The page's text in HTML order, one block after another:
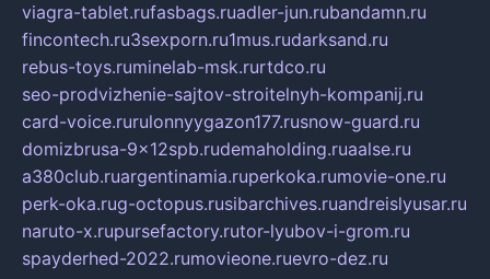
viagra-tablet.rufasbags.ruadler-jun.rubandamn.ru
fincontech.ru3sexporn.ru1mus.rudarksand.ru
rebus-toys.ruminelab-msk.rurtdco.ru
seo-prodvizhenie-sajtov-stroitelnyh-kompanij.ru
card-voice.rurulonnyygazon177.rusnow-guard.ru
domizbrusa-9x12spb.rudemaholding.ruaalse.ru
a380club.ruargentinamia.ruperkoka.rumovie-one.ru
perk-oka.rug-octopus.rusibarchives.ruandreislyusar.ru
naruto-x.rupursefactory.rutor-lyubov-i-grom.ru
spayderhed-2022.rumovieone.ruevro-dez.ru